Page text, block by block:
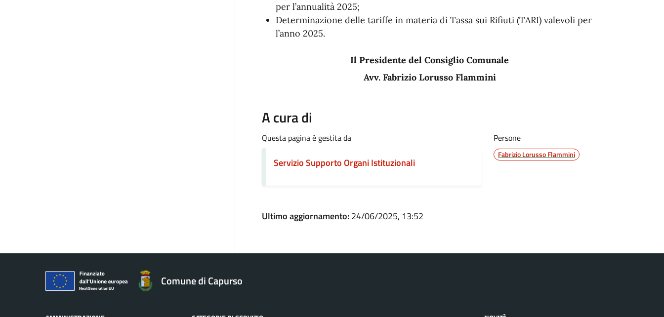
per l’annualità 2025;
Determinazione delle tariffe in materia di Tassa sui Rifiuti (TARI) valevoli per
l’anno 2025.
Il Presidente del Consiglio Comunale
Avv. Fabrizio Lorusso Flammini
A cura di
Questa pagina è gestita da
Servizio Supporto Organi Istituzionali
Persone
Fabrizio Lorusso Flammini
Ultimo aggiornamento:24/06/2025, 13:52
Comune di Capurso